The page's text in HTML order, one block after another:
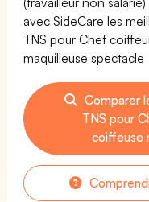
avec SideCare les
TNS pour Chef
maquilleuse spectacle
Comparer
TNS pour
coiffeuse